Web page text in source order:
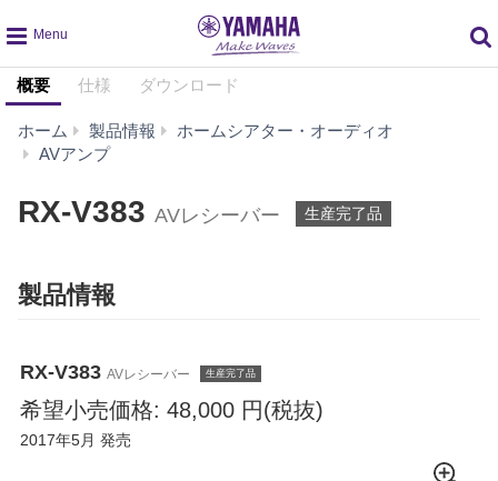
global
navigation
概要 仕様 ダウンロード
ホーム 製品情報
ホームシアター・オーディオ
AVアンプ
RX-V383 AVレシーバー 生産完了品
製品情報
RX-V383 AVレシーバー 生産完了品
希望小売価格: 48,000 円(税抜)
2017年5月 発売